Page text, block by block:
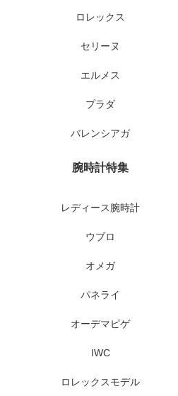
ロレックス
セリーヌ
エルメス
プラダ
バレンシアガ
腕時計特集
レディース腕時計
ウブロ
オメガ
パネライ
オーデマピゲ
IWC
ロレックスモデル